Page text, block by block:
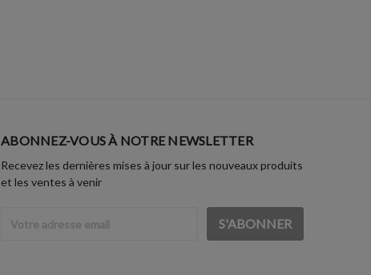
ABONNEZ-VOUS À NOTRE NEWSLETTER
Recevez les dernières mises à jour sur les nouveaux produits
et les ventes à venir
Email